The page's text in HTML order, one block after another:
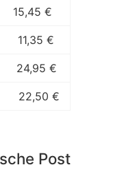
15,45 €
11,35 €
24,95 €
22,50 €
Post